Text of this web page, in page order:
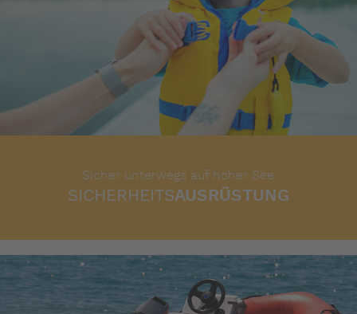
Sicher unterwegs auf hoher See
SICHERHEITSAUSRÜSTUNG